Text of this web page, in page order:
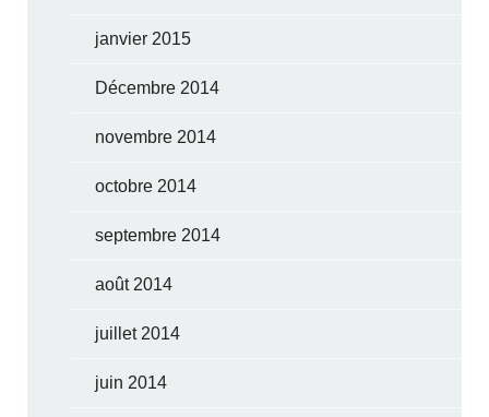
janvier 2015
Décembre 2014
novembre 2014
octobre 2014
septembre 2014
août 2014
juillet 2014
juin 2014